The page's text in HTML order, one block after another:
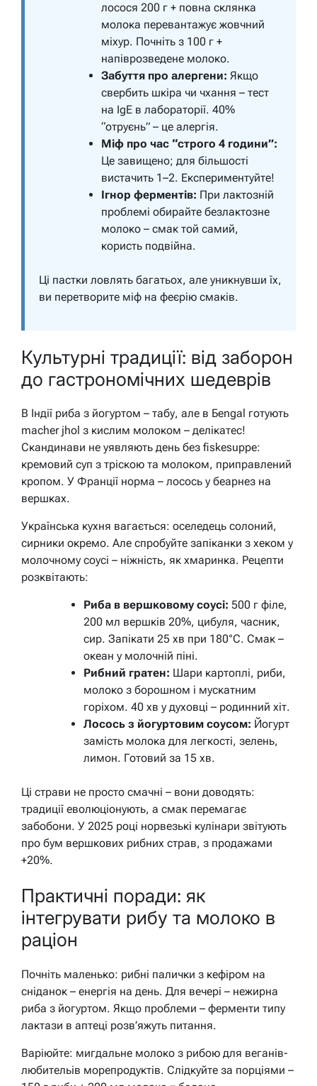
лосося 200 г + повна склянка
молока перевантажує жовчний
міхур. Почніть з 100 г +
напіврозведене молоко.
Забуття про алергени: Якщо
свербить шкіра чи чхання – тест
на IgE в лабораторії. 40%
“отруєнь” – це алергія.
Міф про час “строго 4 години”:
Це завищено; для більшості
вистачить 1–2. Експериментуйте!
Ігнор ферментів: При лактозній
проблемі обирайте безлактозне
молоко – смак той самий,
користь подвійна.
Ці пастки ловлять багатьох, але уникнувши їх,
ви перетворите міф на феєрію смаків.
Культурні традиції: від заборон
до гастрономічних шедеврів
В Індії риба з йогуртом – табу, але в Бengal готують
macher jhol з кислим молоком – делікатес!
Скандинави не уявляють день без fiskesuppe:
кремовий суп з тріскою та молоком, приправлений
кропом. У Франції норма – лосось у беарнез на
вершках.
Українська кухня вагається: оселедець солоний,
сирники окремо. Але спробуйте запіканки з хеком у
молочному соусі – ніжність, як хмаринка. Рецепти
розквітають:
Риба в вершковому соусі: 500 г філе,
200 мл вершків 20%, цибуля, часник,
сир. Запікати 25 хв при 180°C. Смак –
океан у молочній піні.
Рибний гратен: Шари картоплі, риби,
молоко з борошном і мускатним
горіхом. 40 хв у духовці – родинний хіт.
Лосось з йогуртовим соусом: Йогурт
замість молока для легкості, зелень,
лимон. Готовий за 15 хв.
Ці страви не просто смачні – вони доводять:
традиції еволюціонують, а смак перемагає
забобони. У 2025 році норвезькі кулінари звітують
про бум вершкових рибних страв, з продажами
+20%.
Практичні поради: як
інтегрувати рибу та молоко в
раціон
Почніть маленько: рибні палички з кефіром на
сніданок – енергія на день. Для вечері – нежирна
риба з йогуртом. Якщо проблеми – ферменти типу
лактази в аптеці розв’яжуть питання.
Варіюйте: мигдальне молоко з рибою для веганів-
любительів морепродуктів. Слідкуйте за порціями –